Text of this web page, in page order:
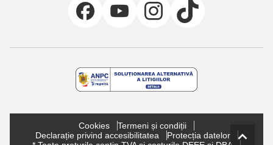
Cookies
Termeni și condiții
Declarație privind accesibilitatea
Protecția datelor